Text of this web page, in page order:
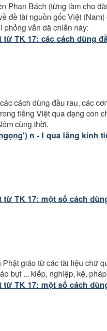
Phan Bách (từng làm cho
đề tài nguồn gốc Việt
phỏng vấn dã chiến này:
từ TK 17: các cách dùng
cách dùng đầu rau, các
tiếng Việt qua dạng con
cùng thời.
n - l qua lăng kính
từ TK 17: một số cách
giáo từ các tài liệu chữ
bụt ... kiếp, nghiệp, kệ,
từ TK 17: một số cách